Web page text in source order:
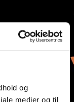
og
medier og til